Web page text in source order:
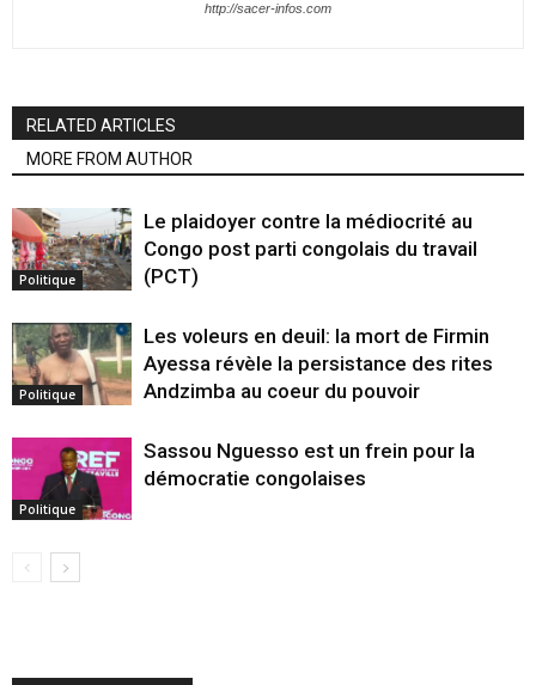
http://sacer-infos.com
RELATED ARTICLES
MORE FROM AUTHOR
Politique
Le plaidoyer contre la médiocrité au
Congo post parti congolais du travail
(PCT)
Politique
Les voleurs en deuil: la mort de Firmin
Ayessa révèle la persistance des rites
Andzimba au coeur du pouvoir
Politique
Sassou Nguesso est un frein pour la
démocratie congolaises